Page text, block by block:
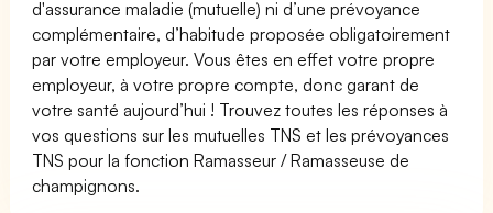
d'assurance maladie (mutuelle) ni d’une prévoyance
complémentaire, d’habitude proposée obligatoirement
par votre employeur. Vous êtes en effet votre propre
employeur, à votre propre compte, donc garant de
votre santé aujourd’hui ! Trouvez toutes les réponses à
vos questions sur les mutuelles TNS et les prévoyances
TNS pour la fonction Ramasseur / Ramasseuse de
champignons.